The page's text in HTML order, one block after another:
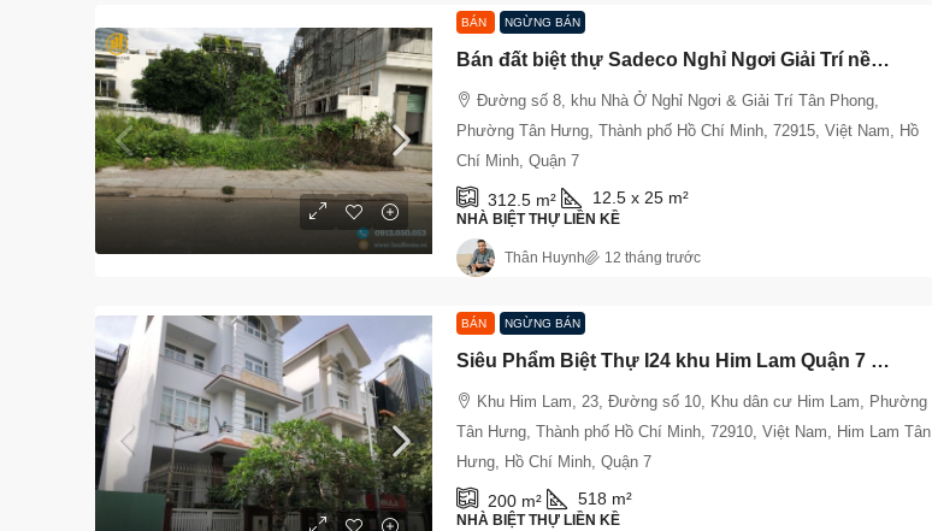
BÁN NGỪNG BÁN
Bán đất biệt thự Sadeco Nghỉ Ngơi Giải Trí nền B3-03 – Vị Trí Đẹp, Giá Tốt
Đường số 8, khu Nhà Ở Nghỉ Ngơi & Giải Trí Tân Phong,
Phường Tân Hưng, Thành phố Hồ Chí Minh, 72915, Việt Nam, Hồ
Chí Minh, Quận 7
312.5 m² 12.5 x 25 m²
NHÀ BIỆT THỰ LIỀN KỀ
Thân Huynh 12 tháng trước
BÁN NGỪNG BÁN
Siêu Phẩm Biệt Thự I24 khu Him Lam Quận 7 – Nội Thất Đẹp, Giá 60 Tỷ
Khu Him Lam, 23, Đường số 10, Khu dân cư Him Lam, Phường
Tân Hưng, Thành phố Hồ Chí Minh, 72910, Việt Nam, Him Lam Tân
Hưng, Hồ Chí Minh, Quận 7
200 m² 518 m²
NHÀ BIỆT THỰ LIỀN KỀ